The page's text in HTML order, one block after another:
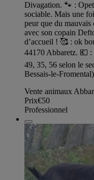
Divagation. 🐾 :
sociable. Mais une
peur que du mauvais
avec son copain
d’accueil ! 🥰 : ok
44170 Abbaretz. 💶
49, 35, 56 selon le
Bessais-le-Fromental)
Vente animaux
Prix€50
Professionnel